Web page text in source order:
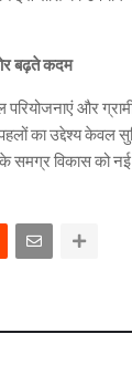
बढ़ते कदम
और
उद्देश्य केवल
विकास को नई